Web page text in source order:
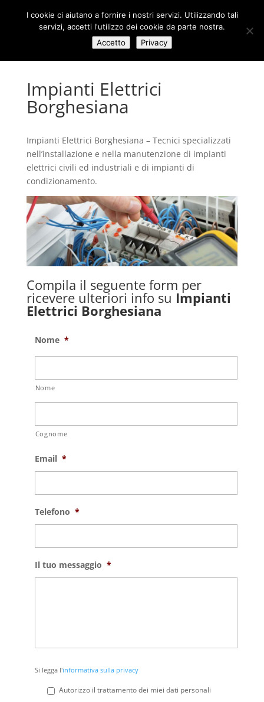
Impianti Elettrici
Borghesiana
Impianti Elettrici Borghesiana – Tecnici specializzati
nell’installazione e nella manutenzione di impianti
elettrici civili ed industriali e di impianti di
condizionamento.
Compila il seguente form per
ricevere ulteriori info su Impianti
Elettrici Borghesiana
Nome *
Nome
Cognome
Email *
Telefono *
Il tuo messaggio *
Si
legga
l'informativa
Si legga l'informativa sulla privacy
Autorizzo il trattamento dei miei dati personali
I cookie ci aiutano a fornire i nostri servizi. Utilizzando tali
servizi, accetti l'utilizzo dei cookie da parte nostra.
Accetto
Privacy